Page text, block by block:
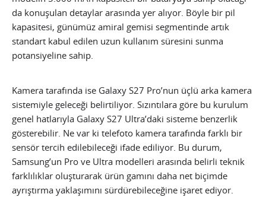
da konuşulan detaylar arasında yer alıyor. Böyle bir pil
kapasitesi, günümüz amiral gemisi segmentinde artık
standart kabul edilen uzun kullanım süresini sunma
potansiyeline sahip.
Kamera tarafında ise Galaxy S27 Pro’nun üçlü arka kamera
sistemiyle geleceği belirtiliyor. Sızıntılara göre bu kurulum
genel hatlarıyla Galaxy S27 Ultra’daki sisteme benzerlik
gösterebilir. Ne var ki telefoto kamera tarafında farklı bir
sensör tercih edilebileceği ifade ediliyor. Bu durum,
Samsung’un Pro ve Ultra modelleri arasında belirli teknik
farklılıklar oluşturarak ürün gamını daha net biçimde
ayrıştırma yaklaşımını sürdürebileceğine işaret ediyor.